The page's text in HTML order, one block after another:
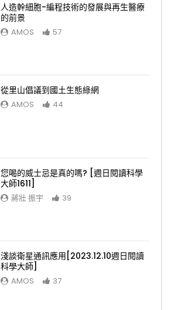
人造幹細胞-編程技術的發展與再生醫療
的前景
AMOS 57
從里山倡議到國土生態綠網
AMOS 44
您喝的威士忌是真的嗎? [週日閱讀科學
大師1611]
蔣壯 振宇 39
淺談衛星通訊應用[2023.12.10週日閱讀
科學大師]
AMOS 37